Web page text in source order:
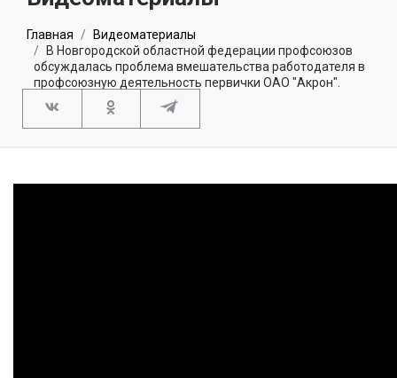
Главная
Видеоматериалы
В Новгородской областной федерации профсоюзов
обсуждалась проблема вмешательства работодателя в
профсоюзную деятельность первички ОАО "Акрон".